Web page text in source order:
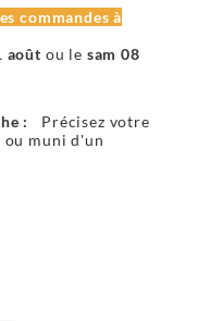
commandes à
août ou le sam 08
:
Précisez votre
ou muni d'un